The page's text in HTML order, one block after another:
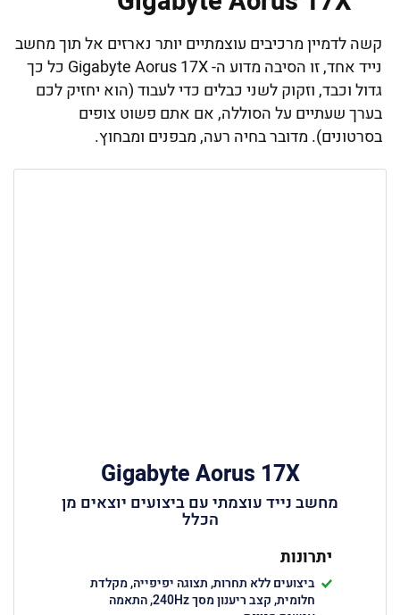
קשה לדמיין מרכיבים עוצמתיים יותר נארזים אל תוך מחשב
נייד אחד, זו הסיבה מדוע ה- Gigabyte Aorus 17X כל כך
גדול וכבד, וזקוק לשני כבלים כדי לעבוד (הוא יחזיק לכם
בערך שעתיים על הסוללה, אם אתם פשוט צופים
בסרטונים). מדובר בחיה רעה, מבפנים ומבחוץ.
Gigabyte Aorus 17X
מחשב נייד עוצמתי עם ביצועים יוצאים מן
הכלל
יתרונות
ביצועים ללא תחרות, תצוגה יפיפייה, מקלדת
חלומית, קצב ריענון מסך 240Hz, התאמה